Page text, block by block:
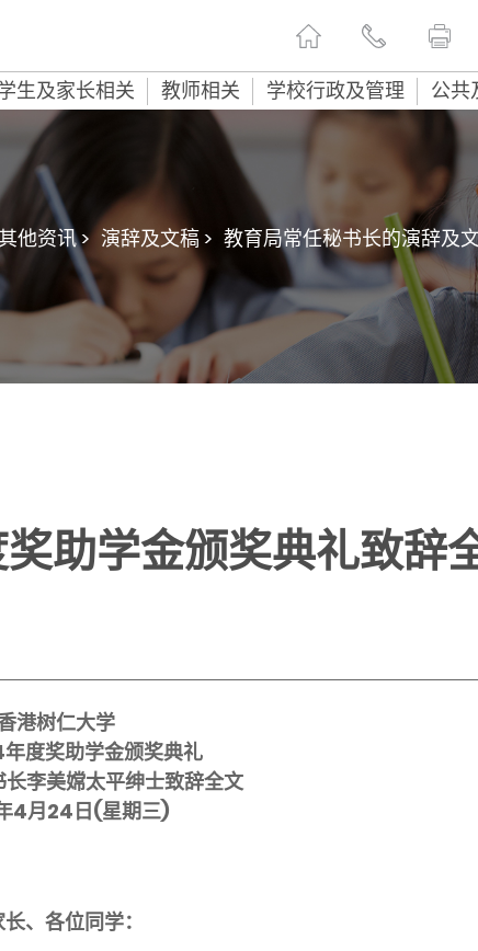
生及家长相关 教师相关 学校行政及管理 公共
他资讯 > 演辞及文稿 > 教育局常任秘书长的演辞及
助学金颁奖典礼致辞
港树仁大学
年度奖助学金颁奖典礼
李美嫦太平绅士致辞全文
4月24日(星期三)
、各位同学：